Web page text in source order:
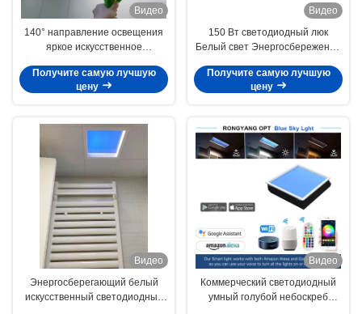
Видео
140° направление освещения
яркое искусственное
Получите самую лучшую
цену
Видео
150 Вт светодиодный люк
Белый свет Энергосбережение
Получите самую лучшую
цену
Видео
Энергосберегающий белый
искусственный светодиодный
Видео
Коммерческий светодиодный
умный голубой небоскреб